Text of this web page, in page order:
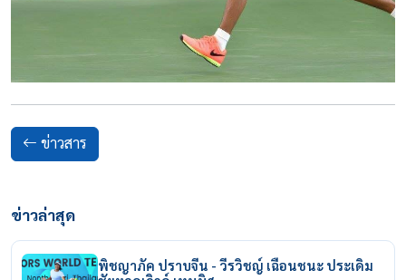
ข่าวสาร
ข่าวล่าสุด
พิชญาภัค ปราบจีน - วีรวิชญ์ เฉือนชนะ ประเดิม